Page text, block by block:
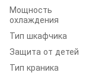
Мощность
охлаждения
Тип шкафчика
Защита от детей
Тип краника